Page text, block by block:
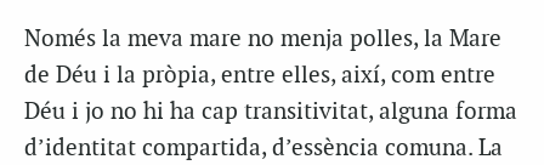
Només la meva mare no menja polles, la Mare
de Déu i la pròpia, entre elles, així, com entre
Déu i jo no hi ha cap transitivitat, alguna forma
d’identitat compartida, d’essència comuna. La